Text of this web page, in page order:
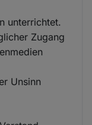
unterrichtet.
Zugang
Unsinn